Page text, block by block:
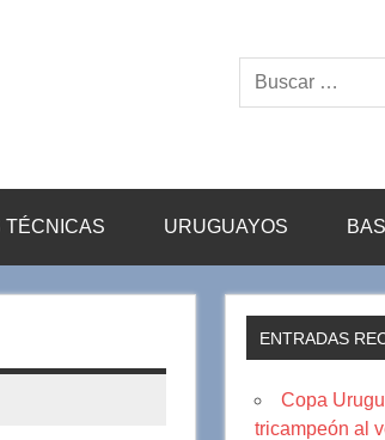
TÉCNICAS URUGUAYOS
ENTRADAS
Copa
tricampeón al